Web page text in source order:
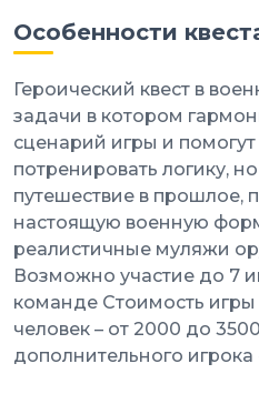
Особенности
Героический квест в
задачи в котором
сценарий игры и помогут
потренировать логику,
путешествие в прошлое,
настоящую военную
реалистичные муляжи
Возможно участие до 7
команде Стоимость
человек – от 2000 до
дополнительного игрока